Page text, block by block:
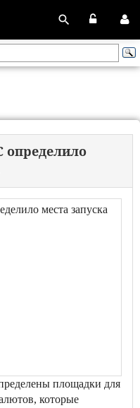
определило
площадки для
которые